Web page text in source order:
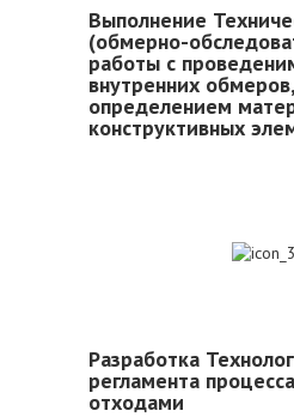
Выполнение
(обмерно-
работы с
внутренних
определением
конструктивных
Разработка
регламента
отходами